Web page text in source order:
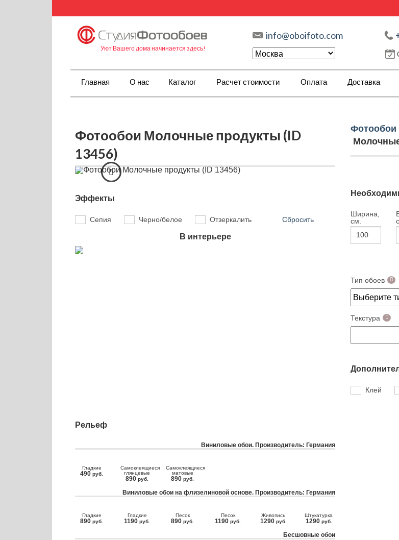
Уют Вашего дома начинается здесь!
info@oboifoto.com
Главная О нас Каталог Расчет стоимости Оплата Доставка
Фотообои Молочные продукты (ID
13456)
Эффекты
Сепия Черно/белое Отзеркалить Сбросить
В интерьере
Фотообои
Ширина,
см.
Тип обоев
Текстура
Клей
Рельеф
Виниловые обои. Производитель: Германия
Гладкие
490 руб.
Самоклеящиеся
глянцевые
890 руб.
Самоклеящиеся
матовые
890 руб.
Виниловые обои на флизелиновой основе. Производитель: Германия
Гладкие
890 руб.
Гладкие
1190 руб.
Песок
890 руб.
Песок
1190 руб.
Живопись
1290 руб.
Штукатурка
1290 руб.
Бесшовные обои